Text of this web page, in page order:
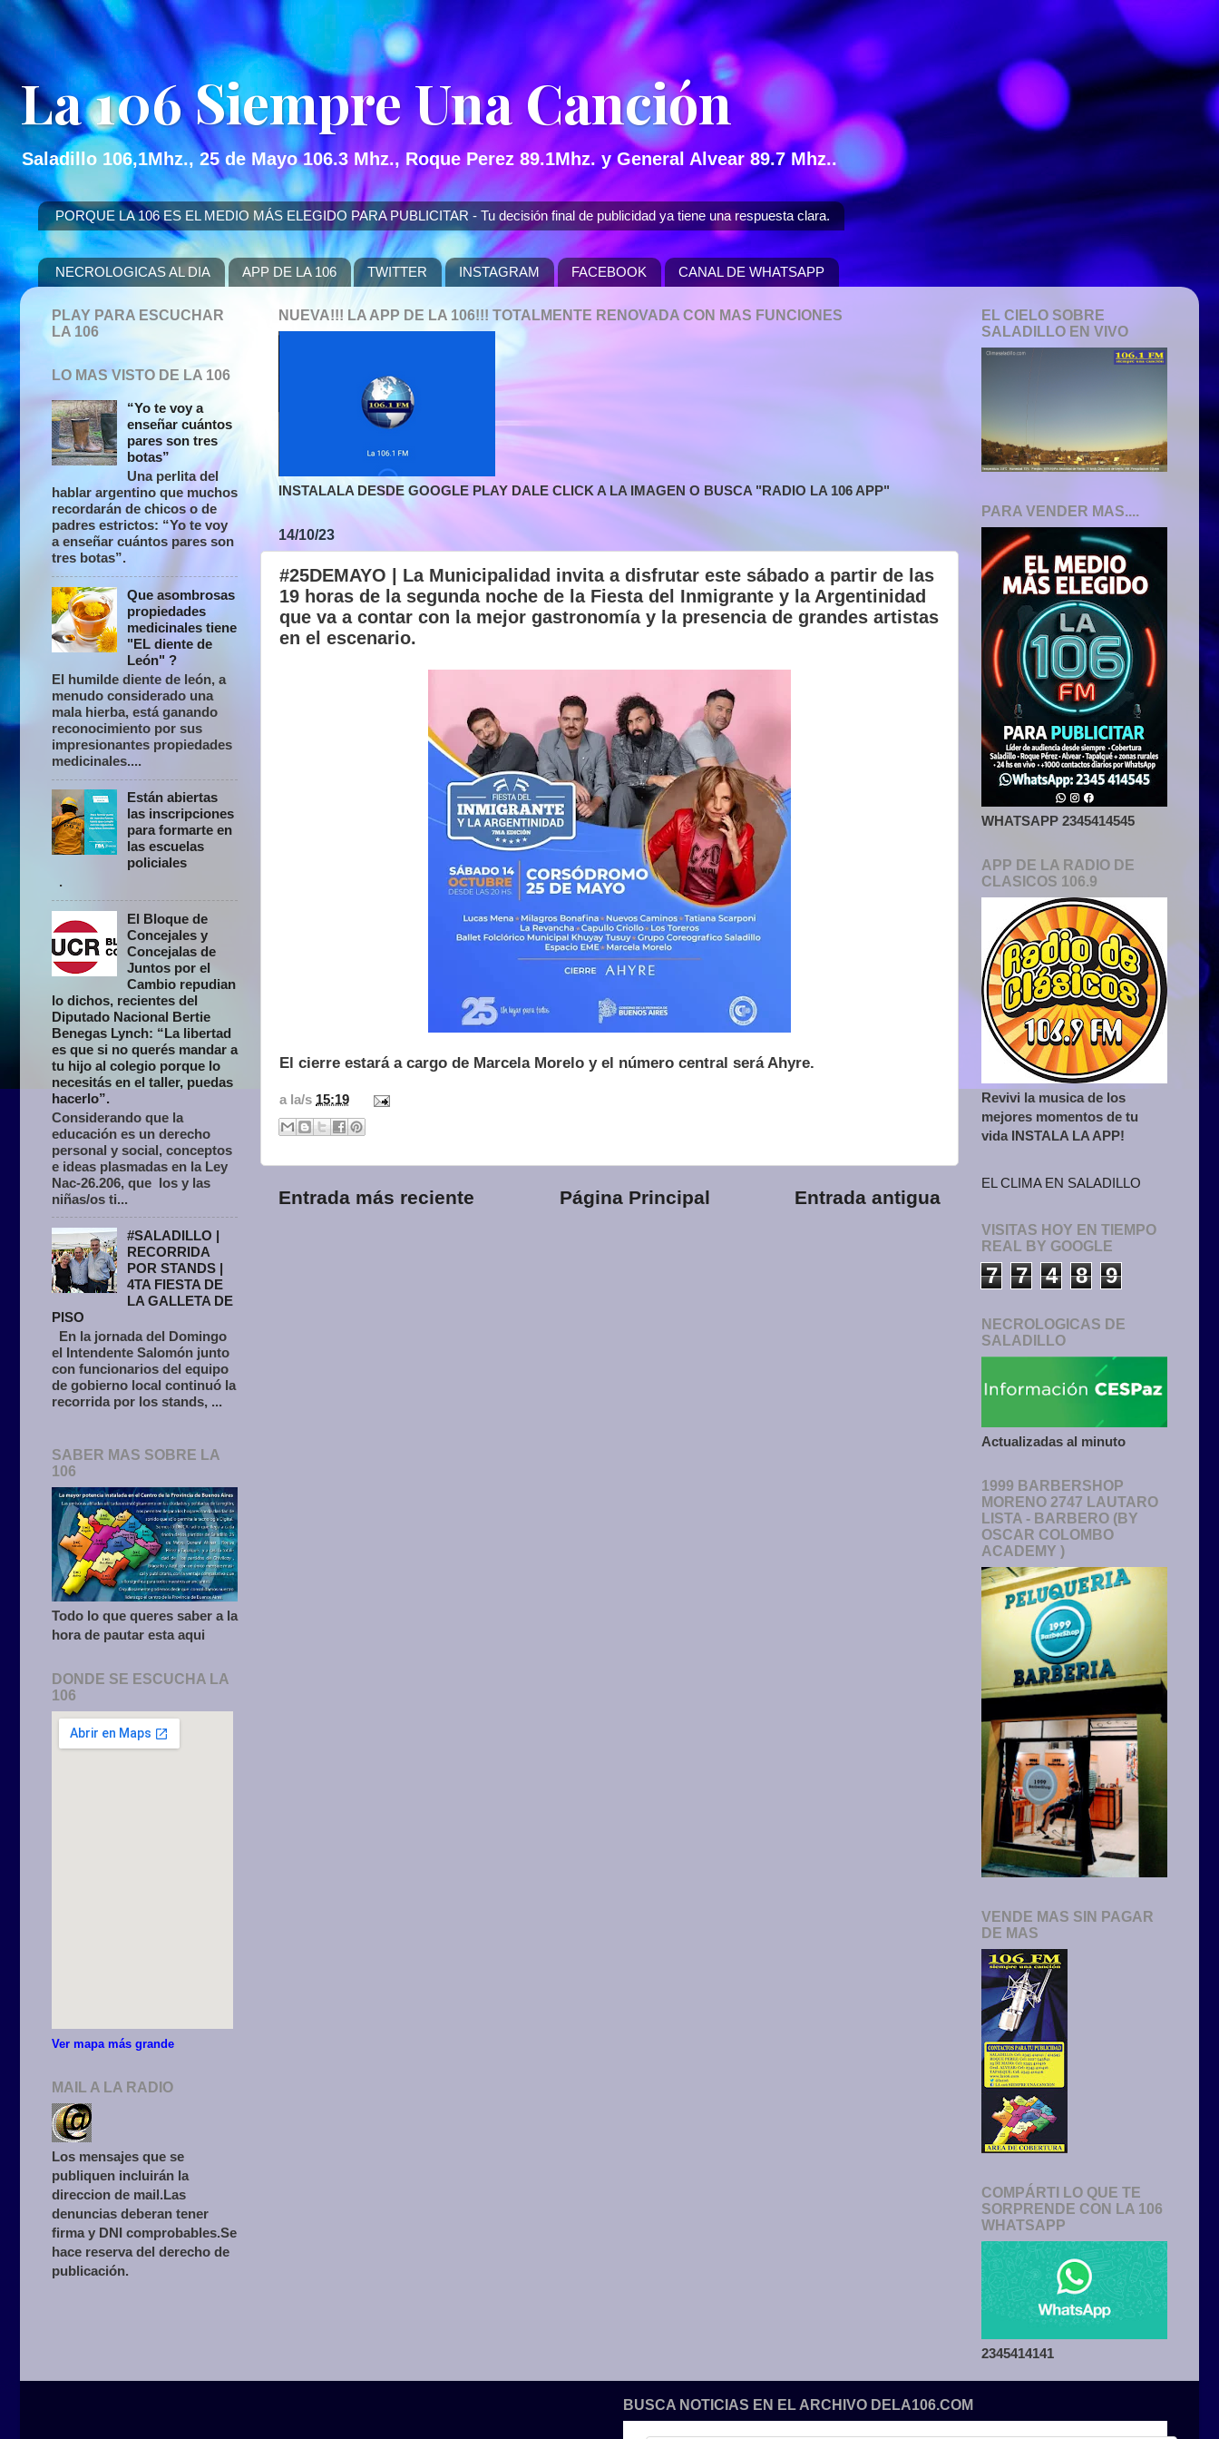
La 106 Siempre Una Canción
Saladillo 106,1Mhz., 25 de Mayo 106.3 Mhz., Roque Perez 89.1Mhz. y General Alvear 89.7 Mhz..
PORQUE LA 106 ES EL MEDIO MÁS ELEGIDO PARA PUBLICITAR - Tu decisión final de publicidad ya tiene una respuesta clara.
NECROLOGICAS AL DIA APP DE LA 106 TWITTER INSTAGRAM FACEBOOK CANAL DE WHATSAPP
NUEVA!!! LA APP DE LA 106!!! TOTALMENTE RENOVADA CON MAS FUNCIONES
INSTALALA DESDE GOOGLE PLAY DALE CLICK A LA IMAGEN O BUSCA "RADIO LA 106 APP"
14/10/23
#25DEMAYO | La Municipalidad invita a disfrutar este sábado a partir de las
19 horas de la segunda noche de la Fiesta del Inmigrante y la Argentinidad
que va a contar con la mejor gastronomía y la presencia de grandes artistas
en el escenario.
El cierre estará a cargo de Marcela Morelo y el número central será Ahyre.
a la/s 15:19
Entrada más reciente Entrada antigua
Página Principal
PLAY PARA ESCUCHAR
LA 106
LO MAS VISTO DE LA 106
“Yo te voy a
enseñar cuántos
pares son tres
botas”
Una perlita del
hablar argentino que muchos
recordarán de chicos o de
padres estrictos: “Yo te voy
a enseñar cuántos pares son
tres botas”.
Que asombrosas
propiedades
medicinales tiene
"EL diente de
León" ?
El humilde diente de león, a
menudo considerado una
mala hierba, está ganando
reconocimiento por sus
impresionantes propiedades
medicinales....
Están abiertas
las inscripciones
para formarte en
las escuelas
policiales
.
El Bloque de
Concejales y
Concejalas de
Juntos por el
Cambio repudian
lo dichos, recientes del
Diputado Nacional Bertie
Benegas Lynch: “La libertad
es que si no querés mandar a
tu hijo al colegio porque lo
necesitás en el taller, puedas
hacerlo”.
Considerando que la
educación es un derecho
personal y social, conceptos
e ideas plasmadas en la Ley
Nac-26.206, que los y las
niñas/os ti...
#SALADILLO |
RECORRIDA
POR STANDS |
4TA FIESTA DE
LA GALLETA DE
PISO
En la jornada del Domingo
el Intendente Salomón junto
con funcionarios del equipo
de gobierno local continuó la
recorrida por los stands, ...
SABER MAS SOBRE LA
106
Todo lo que queres saber a la
hora de pautar esta aqui
DONDE SE ESCUCHA LA
106
Ver mapa más grande
MAIL A LA RADIO
Los mensajes que se
publiquen incluirán la
direccion de mail.Las
denuncias deberan tener
firma y DNI comprobables.Se
hace reserva del derecho de
publicación.
EL CIELO SOBRE
SALADILLO EN VIVO
PARA VENDER MAS....
WHATSAPP 2345414545
APP DE LA RADIO DE
CLASICOS 106.9
Revivi la musica de los
mejores momentos de tu
vida INSTALA LA APP!
EL CLIMA EN SALADILLO
VISITAS HOY EN TIEMPO
REAL BY GOOGLE
7 7 4 8 9
NECROLOGICAS DE
SALADILLO
Actualizadas al minuto
1999 BARBERSHOP
MORENO 2747 LAUTARO
LISTA - BARBERO (BY
OSCAR COLOMBO
ACADEMY )
VENDE MAS SIN PAGAR
DE MAS
COMPÁRTI LO QUE TE
SORPRENDE CON LA 106
WHATSAPP
2345414141
BUSCA NOTICIAS EN EL ARCHIVO DELA106.COM